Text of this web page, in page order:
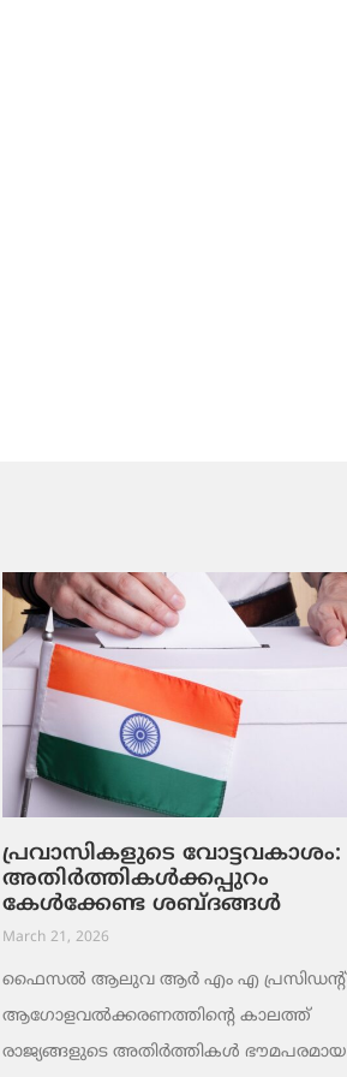
പ്രവാസികളുടെ വോട്ടവകാശം:
അതിർത്തികൾക്കപ്പുറം
കേൾക്കേണ്ട ശബ്ദങ്ങൾ
March 21, 2026
ഫൈസൽ ആലുവ ആർ എം എ പ്രസിഡന്റ്
ആഗോളവൽക്കരണത്തിന്റെ കാലത്ത്
രാജ്യങ്ങളുടെ അതിർത്തികൾ ഭൗമപരമായ